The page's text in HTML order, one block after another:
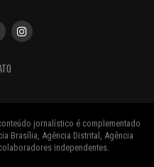
jornalístico é complementado
Brasília, Agência Distrital, Agência
independentes.